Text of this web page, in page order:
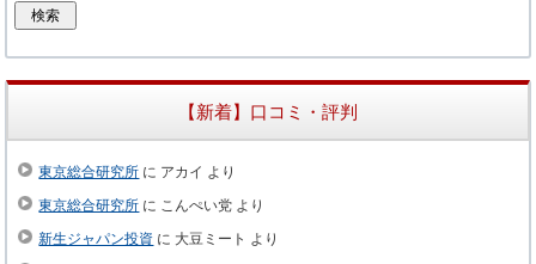
【新着】口コミ・評判
東京総合研究所 に アカイ より
東京総合研究所 に こんぺい党 より
新生ジャパン投資 に 大豆ミート より